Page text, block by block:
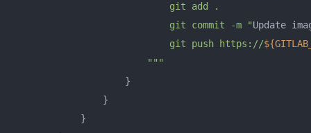
                            git add .
                            git commit -m "
Update
                            git push https://
                        "
""
                    }
                }
            }